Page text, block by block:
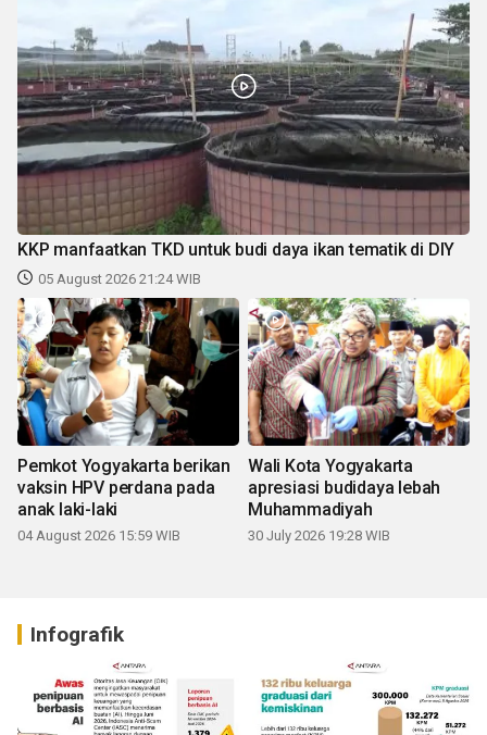
KKP manfaatkan TKD untuk budi daya ikan tematik di DIY
05 August 2026 21:24 WIB
Pemkot Yogyakarta berikan
vaksin HPV perdana pada
anak laki-laki
04 August 2026 15:59 WIB
Wali Kota Yogyakarta
apresiasi budidaya lebah
Muhammadiyah
30 July 2026 19:28 WIB
Infografik